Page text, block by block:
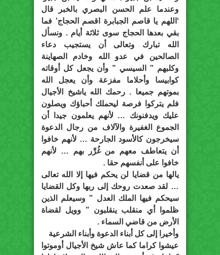
وعندما علم الحسن البصري بالخبر قال
‘اللهم يا قاصم الجبابرة اقصم الحجاج’ فما
بقي بعدها الحجاج سوى ثلاثة أيام . ونسأل
الله تبارك وتعالى أن يستجيب دعاء
الصالحين في عدو الله وخادم الصهاينة
وكلبهم ” السيسي ” وأن يجعل كل أوقاته
كوابيسا وأحلاما مفزعة وأن يعجل الله
بموتهم جميعا . رحمك الله ياشيخ الأجيال
فلم يتركوا فرصة ليحملك أحباؤك ويصلون
عليك ويدفنونك … لأنهم يعلمون جيدا أن
الجموع الغفيرة والآلاف من رجال الدعوة
سيخرجون كالأسود الجارحة … لأنهم خافوا
أن يتعاطف معهم من غُرِّر بهم … لأنهم
خافوا على أنفسهم حقا .
يالها من قضايا لن يحكم فيها إلا الله تعالى
… لقد صعدت روحك إلى ربها وكل القضايا
سيحكم فيها الملك العدل ” وسيعلم الذين
ظلموا أي منقلب ينقلبون ” وويل لقضاة
الأرض من قاضي السماء .
وأخيرا إلى كل أبناء الدعوة وأبناء الشرعية
عيشوا كراما كما عاش شيخ الأجيال أوموتوا